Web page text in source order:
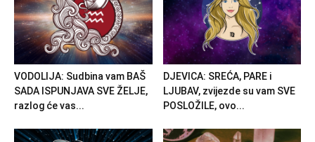
VODOLIJA: Sudbina vam BAŠ
SADA ISPUNJAVA SVE ŽELJE,
razlog će vas...
DJEVICA: SREĆA, PARE i
LJUBAV, zvijezde su vam SVE
POSLOŽILE, ovo...